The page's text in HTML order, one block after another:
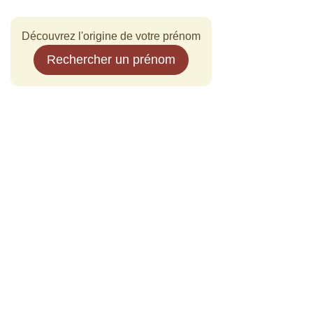
Découvrez l'origine de votre prénom
Rechercher un prénom